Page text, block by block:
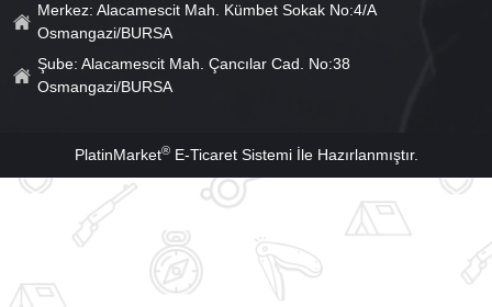
Merkez: Alacamescit Mah. Kümbet Sokak No:4/A
Osmangazi/BURSA
Şube: Alacamescit Mah. Çancılar Cad. No:38
Osmangazi/BURSA
PlatinMarket®E-Ticaret Sistemiİle Hazırlanmıştır.